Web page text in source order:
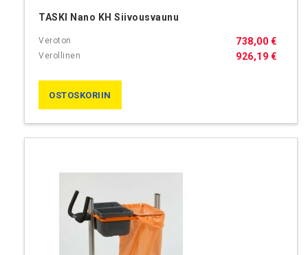
TASKI Nano KH Siivousvaunu
926,19 €
738,00 €
OSTOSKORIIN